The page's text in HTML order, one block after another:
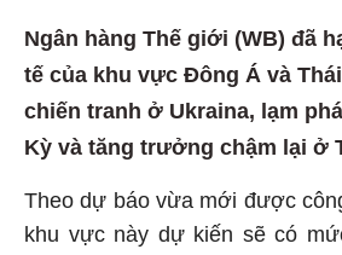
Ngân hàng Thế giới (WB) đã
tế của khu vực Đông Á và
chiến tranh ở Ukraina, lạm
Kỳ và tăng trưởng chậm lại ở
Theo dự báo vừa mới được
khu vực này dự kiến ​​sẽ có